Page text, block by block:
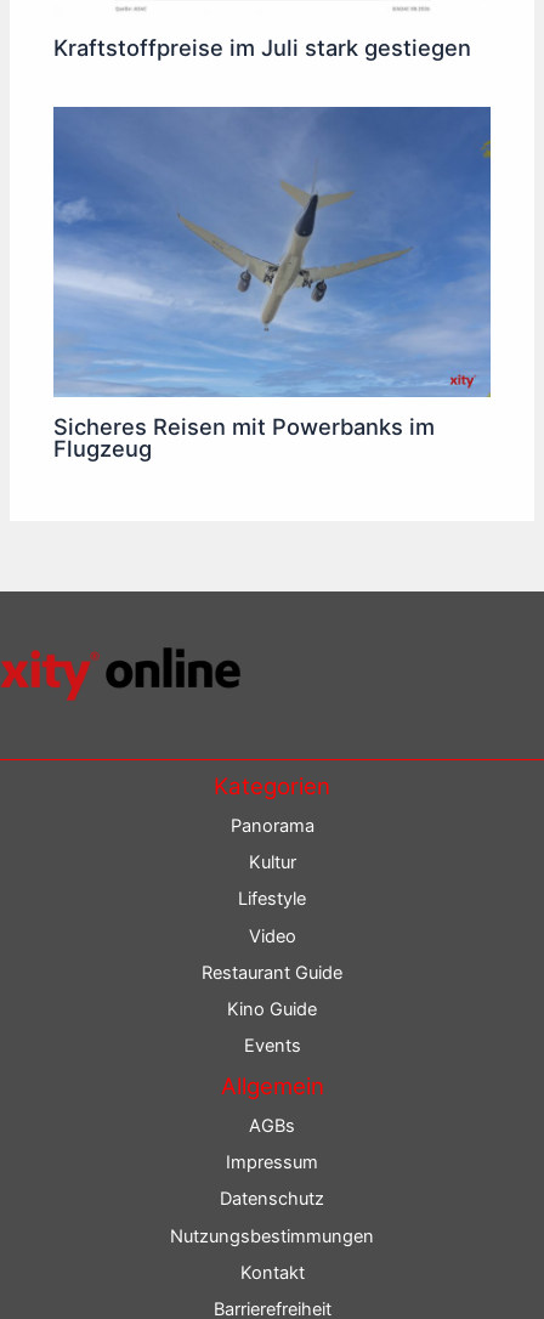
Kraftstoffpreise im Juli stark gestiegen
Sicheres Reisen mit Powerbanks im
Flugzeug
Kategorien
Panorama
Kultur
Lifestyle
Video
Restaurant Guide
Kino Guide
Events
Allgemein
AGBs
Impressum
Datenschutz
Nutzungsbestimmungen
Kontakt
Barrierefreiheit